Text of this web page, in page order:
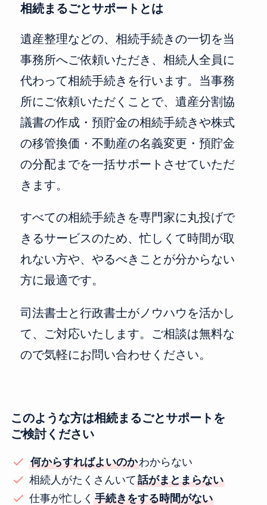
相続まるごとサポートとは
遺産整理などの、相続手続きの一切を当
事務所へご依頼いただき、相続人全員に
代わって相続手続きを行います。当事務
所にご依頼いただくことで、遺産分割協
議書の作成・預貯金の相続手続きや株式
の移管換価・不動産の名義変更・預貯金
の分配までを一括サポートさせていただ
きます。
すべての相続手続きを専門家に丸投げで
きるサービスのため、忙しくて時間が取
れない方や、やるべきことが分からない
方に最適です。
司法書士と行政書士がノウハウを活かし
て、ご対応いたします。ご相談は無料な
ので気軽にお問い合わせください。
このような方は相続まるごとサポートを
ご検討ください
何からすればよいのかわからない
相続人がたくさんいて 話がまとまらない
仕事が忙しく 手続きをする時間がない